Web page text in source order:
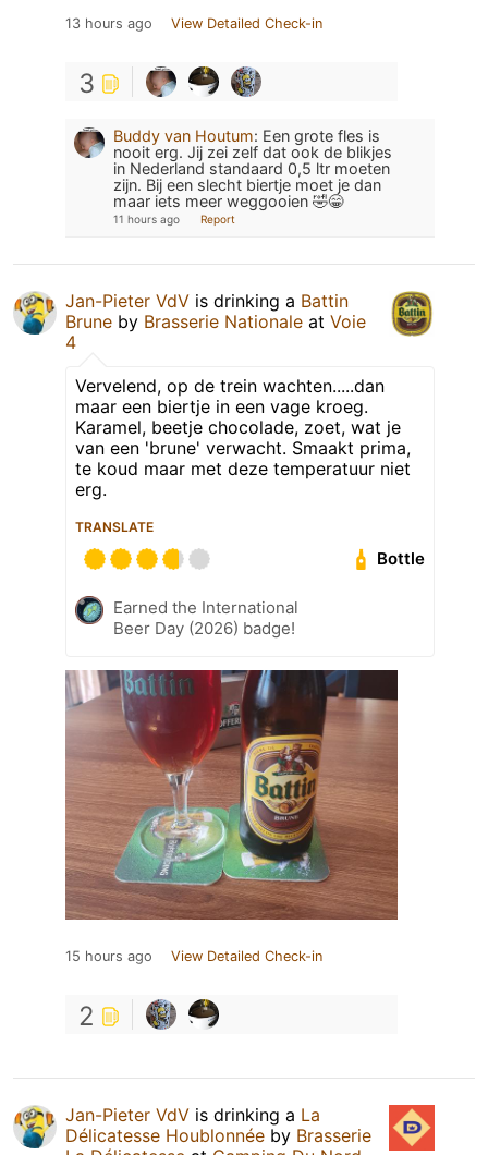
13 hours ago View Detailed Check-in
3
Buddy van Houtum: Een grote fles is
nooit erg. Jij zei zelf dat ook de blikjes
in Nederland standaard 0,5 ltr moeten
zijn. Bij een slecht biertje moet je dan
maar iets meer weggooien 🤣😁
11 hours ago Report
Jan-Pieter VdV is drinking a Battin
Brune by Brasserie Nationale at Voie
4
Vervelend, op de trein wachten.....dan
maar een biertje in een vage kroeg.
Karamel, beetje chocolade, zoet, wat je
van een 'brune' verwacht. Smaakt prima,
te koud maar met deze temperatuur niet
erg.
TRANSLATE
Bottle
Earned the International
Beer Day (2026) badge!
15 hours ago View Detailed Check-in
2
Jan-Pieter VdV is drinking a La
Délicatesse Houblonnée by Brasserie